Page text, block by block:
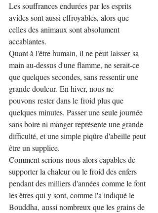
Les souffrances endurées par les esprits
avides sont aussi effroyables, alors que
celles des animaux sont absolument
accablantes.
Quant à l'être humain, il ne peut laisser sa
main au-dessus d'une flamme, ne serait-ce
que quelques secondes, sans ressentir une
grande douleur. En hiver, nous ne
pouvons rester dans le froid plus que
quelques minutes. Passer une seule journée
sans boire ni manger représente une grande
difficulté, et une simple piqûre d'abeille peut
être un supplice.
Comment serions-nous alors capables de
supporter la chaleur ou le froid des enfers
pendant des milliers d'années comme le font
les êtres qui y sont, comme l'a indiqué le
Bouddha, aussi nombreux que les grains de